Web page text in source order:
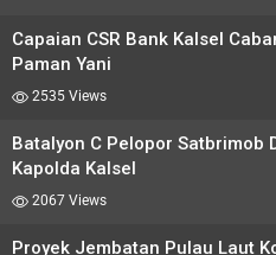
Capaian CSR Bank Kalsel
Paman Yani
2535 Views
Batalyon C Pelopor Satbrimob
Kapolda Kalsel
2067 Views
Proyek Jembatan Pulau Laut